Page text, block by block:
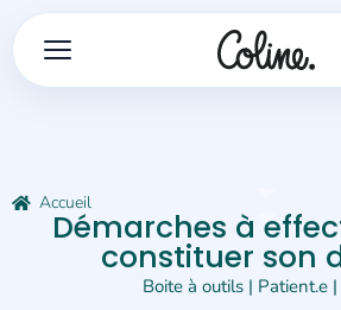
Accueil
Démarches à
constituer son
Boite à outils| Patient.e|